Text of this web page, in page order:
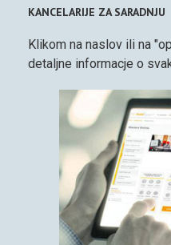
KANCELARIJE ZA SARADNJU
Klikom na naslov ili na
detaljne informacje o